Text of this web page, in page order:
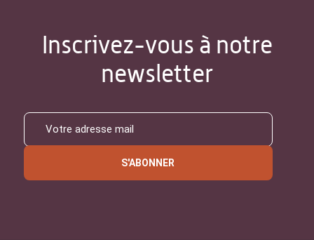
Inscrivez-vous à notre
newsletter
S'ABONNER